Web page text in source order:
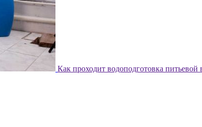
Как проходит водоподготовка питьевой